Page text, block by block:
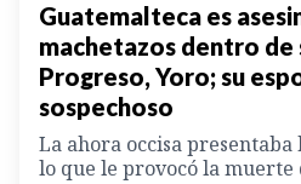
Guatemalteca es
machetazos dentro de
Progreso, Yoro; su
sospechoso
La ahora occisa presentaba
lo que le provocó la